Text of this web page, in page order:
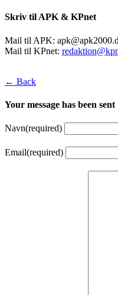
Skriv til APK & KPnet
Mail til APK:
Mail til KPnet:
← Back
Your message has been sent
Navn(required)
Email(required)